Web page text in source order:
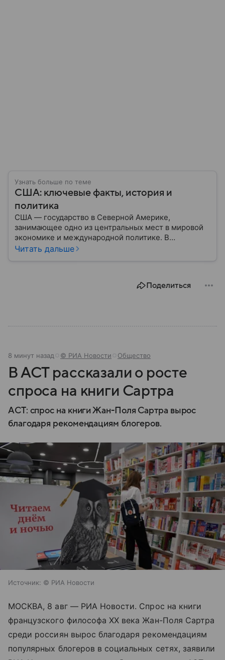
Узнать больше по теме
США: ключевые факты, история и
политика
США — государство в Северной Америке,
занимающее одно из центральных мест в мировой
экономике и международной политике. В
материале — основные сведения об этой стране.
Читать дальше
Поделиться
8 минут назад © РИА Новости Общество
В АСТ рассказали о росте
спроса на книги Сартра
АСТ: спрос на книги Жан-Поля Сартра вырос
благодаря рекомендациям блогеров.
Источник: © РИА Новости
МОСКВА, 8 авг — РИА Новости. Спрос на книги
французского философа XX века Жан-Поля Сартра
среди россиян вырос благодаря рекомендациям
популярных блогеров в социальных сетях, заявили